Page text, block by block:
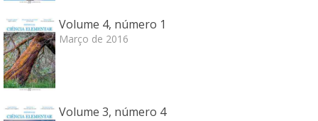
Volume 4, número 1
Março de 2016
Volume 3, número 4